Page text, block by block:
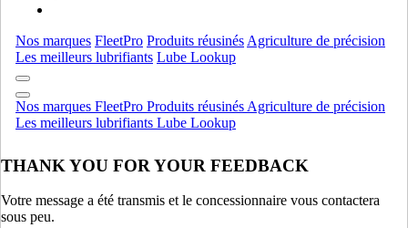
Nos marques FleetPro Produits réusinés Agriculture de précision
Les meilleurs lubrifiants Lube Lookup
Nos marques FleetPro Produits réusinés Agriculture de précision
Les meilleurs lubrifiants Lube Lookup
THANK YOU FOR YOUR FEEDBACK
Votre message a été transmis et le concessionnaire vous contactera
sous peu.
AccessoiresAccessoires
Produits commerciaux
Équipement de production de culture
Equipment De Plantation Et Ensemencement Equipment De
Matériel D'application